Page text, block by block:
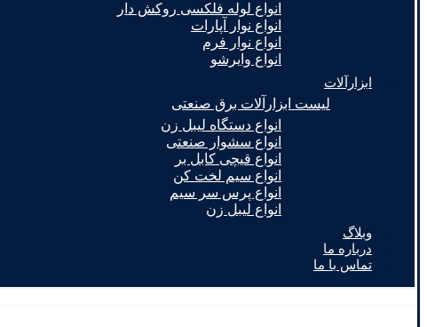
انواع لوله فلکسی روکش دار
انواع نوار آپارات
انواع نوار فرم
انواع وایرشو
ابزارآلات
لیست ابزارآلات برق صنعتی
انواع دستگاه لیبل زن
انواع سشوار صنعتی
انواع قیچی کابل بر
انواع سیم لخت کن
انواع پرس سر سیم
انواع لیبل زن
وبلاگ
درباره ما
تماس با ما